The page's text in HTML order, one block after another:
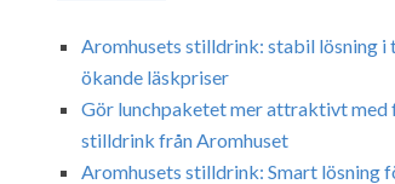
Aromhusets stilldrink: stabil lösning i
ökande läskpriser
Gör lunchpaketet mer attraktivt med
stilldrink från Aromhuset
Aromhusets stilldrink: Smart lösning